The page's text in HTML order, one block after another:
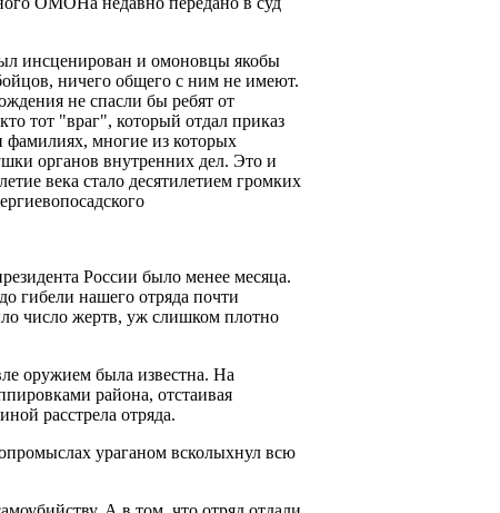
инсценирован и омоновцы якобы
ничего общего с ним не имеют.
не спасли бы ребят от
тот "враг", который отдал приказ
фамилиях, многие из которых
органов внутренних дел. Это и
века стало десятилетием громких
России было менее месяца.
гибели нашего отряда почти
число жертв, уж слишком плотно
оружием была известна. На
района, отстаивая
расстрела отряда.
ураганом всколыхнул всю